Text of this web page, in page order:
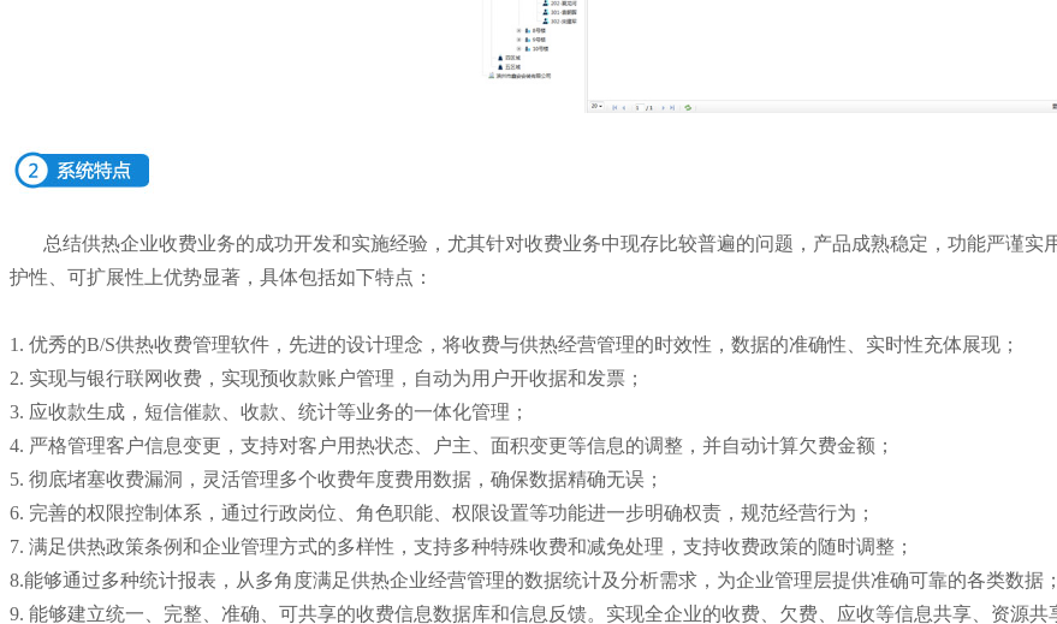
总结供热企业收费业务的成功开发和实施经验，尤其针对收费业务中现存比较普遍的问题，产品成熟稳定，功能严谨
护性、可扩展性上优势显著，具体包括如下特点：
1. 优秀的B/S供热收费管理软件，先进的设计理念，将收费与供热经营管理的时效性，数据的准确性、实时性充体展现；
2. 实现与银行联网收费，实现预收款账户管理，自动为用户开收据和发票；
3. 应收款生成，短信催款、收款、统计等业务的一体化管理；
4. 严格管理客户信息变更，支持对客户用热状态、户主、面积变更等信息的调整，并自动计算欠费金额；
5. 彻底堵塞收费漏洞，灵活管理多个收费年度费用数据，确保数据精确无误；
6. 完善的权限控制体系，通过行政岗位、角色职能、权限设置等功能进一步明确权责，规范经营行为；
7. 满足供热政策条例和企业管理方式的多样性，支持多种特殊收费和减免处理，支持收费政策的随时调整；
8.能够通过多种统计报表，从多角度满足供热企业经营管理的数据统计及分析需求，为企业管理层提供准确可靠的各类数据；
9. 能够建立统一、完整、准确、可共享的收费信息数据库和信息反馈。实现全企业的收费、欠费、应收等信息共享、资源